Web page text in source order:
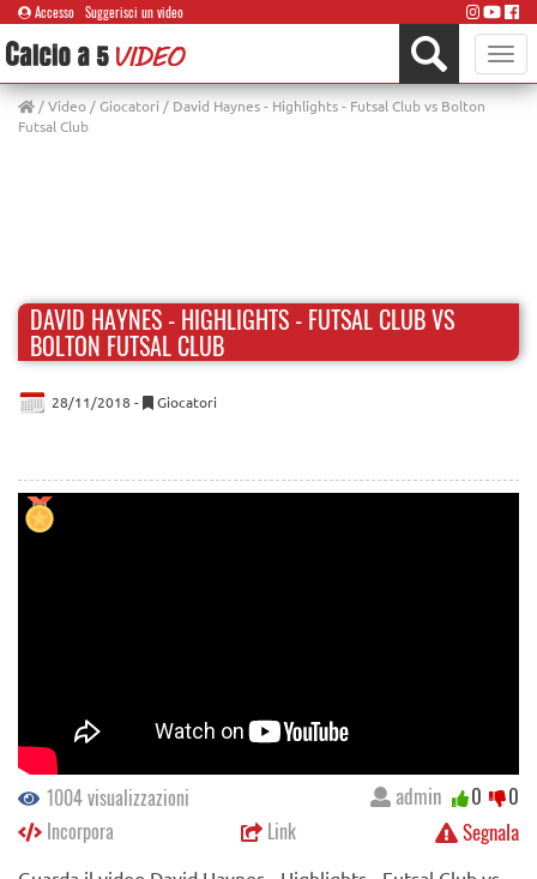
Accesso Suggerisci un video
Toggle
/Video/Giocatori / David Haynes - Highlights - Futsal Club vs Bolton
Futsal Club
DAVID HAYNES - HIGHLIGHTS - FUTSAL CLUB VS
BOLTON FUTSAL CLUB
28/11/2018 - Giocatori
1004 visualizzazioni
Incorpora
Link Segnala
admin 0 0